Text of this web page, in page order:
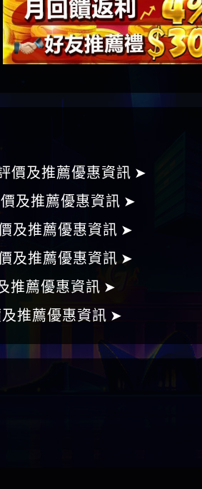
價及推薦優惠資訊 ➤
價及推薦優惠資訊 ➤
及推薦優惠資訊 ➤
及推薦優惠資訊 ➤
推薦優惠資訊 ➤
及推薦優惠資訊 ➤